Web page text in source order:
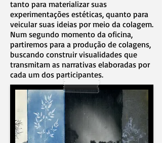
tanto para materializar suas
experimentações estéticas, quanto para
veicular suas ideias por meio da colagem.
Num segundo momento da oficina,
partiremos para a produção de colagens,
buscando construir visualidades que
transmitam as narrativas elaboradas por
cada um dos participantes.